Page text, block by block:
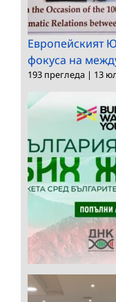
Европейският
фокуса на
193 прегледа | 13